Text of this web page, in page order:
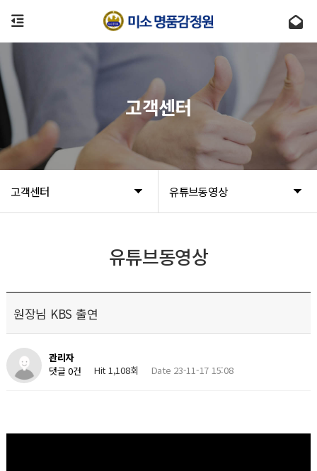
고객센터 유튜브동영상
고객센터
유튜브동영상
원장님 KBS 출연
관리자
댓글 0건
Hit 1,108회 Date 23-11-17 15:08